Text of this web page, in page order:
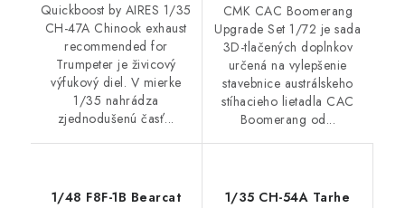
Quickboost by AIRES 1/35
CH-47A Chinook exhaust
recommended for
Trumpeter je živicový
výfukový diel. V mierke
1/35 nahrádza
zjednodušenú časť...
CMK CAC Boomerang
Upgrade Set 1/72 je sada
3D-tlačených doplnkov
určená na vylepšenie
stavebnice austrálskeho
stíhacieho lietadla CAC
Boomerang od...
1/48 F8F-1B Bearcat
1/35 CH-54A Tarhe